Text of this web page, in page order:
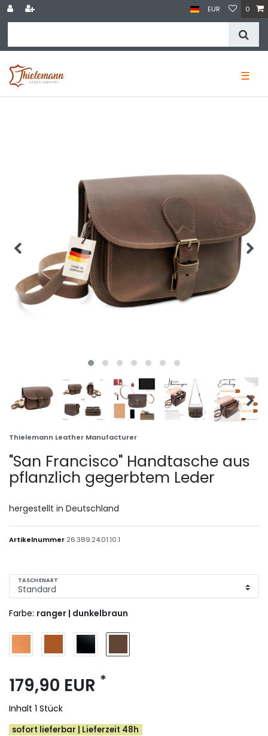
EUR 0
☰
Thielemann Leather Manufacturer
"San Francisco" Handtasche aus
pflanzlich gegerbtem Leder
hergestellt in Deutschland
Artikelnummer 26.389.24.01.10.1
TASCHENART
Farbe: ranger | dunkelbraun
179,90 EUR *
Inhalt 1 Stück
sofort lieferbar | Lieferzeit 48h